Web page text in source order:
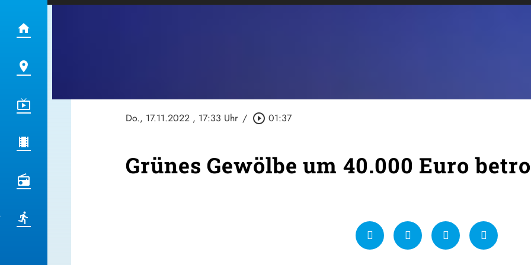
Do., 17.11.2022 , 17:33 Uhr / play_circle_outline 01:37
Grünes Gewölbe um 40.000 Euro